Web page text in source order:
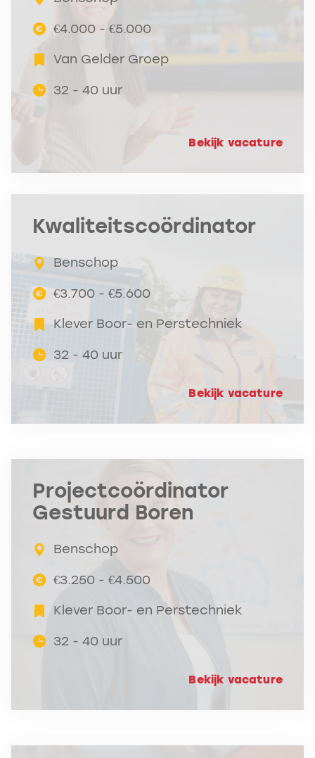
€4.000 - €5.000
Van Gelder Groep
32 - 40 uur
Bekijk vacature
Kwaliteitscoördinator
Benschop
€3.700 - €5.600
Klever Boor- en Perstechniek
32 - 40 uur
Bekijk vacature
Projectcoördinator
Gestuurd Boren
Benschop
€3.250 - €4.500
Klever Boor- en Perstechniek
32 - 40 uur
Bekijk vacature